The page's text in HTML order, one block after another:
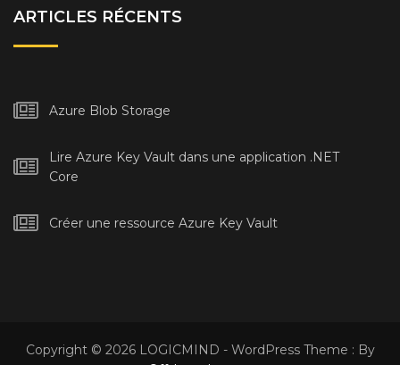
ARTICLES RÉCENTS
Azure Blob Storage
Lire Azure Key Vault dans une application .NET
Core
Créer une ressource Azure Key Vault
Copyright © 2026 LOGICMIND - WordPress Theme : By